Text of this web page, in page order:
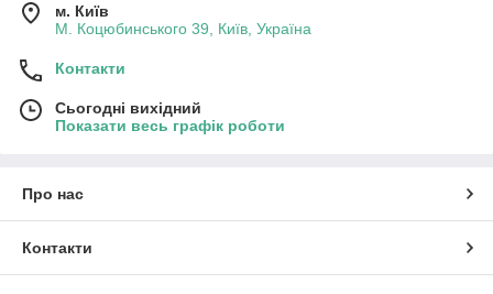
м. Київ
М. Коцюбинського 39, Київ, Україна
Контакти
Сьогодні вихідний
Показати весь графік роботи
Про нас
Контакти